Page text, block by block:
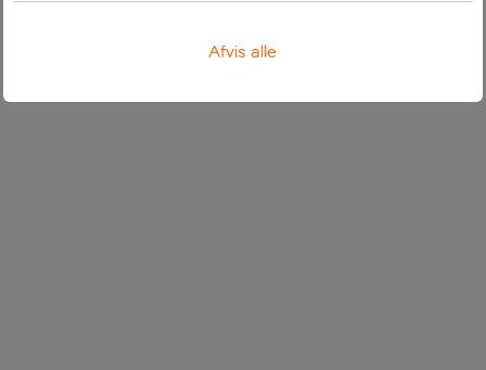
Afvis alle